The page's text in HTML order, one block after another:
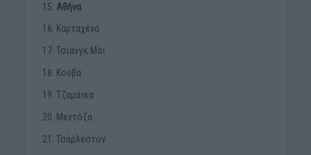
Αθήνα
Καρταχένα
Τσιάνγκ Μάι
Κούβα
Τζαμάικα
Μεντόζα
Τσάρλεστον